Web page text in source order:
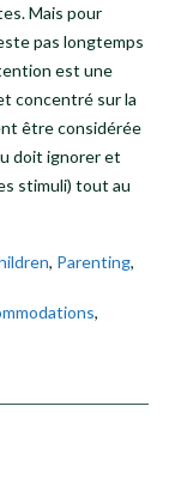
Mais pour
pas longtemps
est une
concentré sur la
être considérée
doit ignorer et
stimuli) tout au
, Parenting,
,